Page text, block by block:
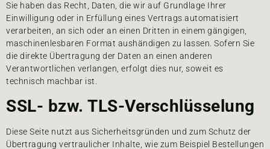
Sie haben das Recht, Daten, die wir auf Grundlage Ihrer
Einwilligung oder in Erfüllung eines Vertrags automatisiert
verarbeiten, an sich oder an einen Dritten in einem gängigen,
maschinenlesbaren Format aushändigen zu lassen. Sofern Sie
die direkte Übertragung der Daten an einen anderen
Verantwortlichen verlangen, erfolgt dies nur, soweit es
technisch machbar ist.
SSL- bzw. TLS-Verschlüsselung
Diese Seite nutzt aus Sicherheitsgründen und zum Schutz der
Übertragung vertraulicher Inhalte, wie zum Beispiel Bestellungen